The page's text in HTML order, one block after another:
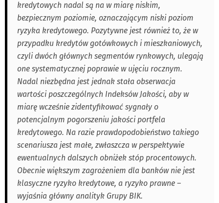
kredytowych nadal są na w miarę niskim,
bezpiecznym poziomie, oznaczającym niski poziom
ryzyka kredytowego. Pozytywne jest również to, że w
przypadku kredytów gotówkowych i mieszkaniowych,
czyli dwóch głównych segmentów rynkowych, ulegają
one systematycznej poprawie w ujęciu rocznym.
Nadal niezbędna jest jednak stała obserwacja
wartości poszczególnych Indeksów Jakości, aby w
miarę wcześnie zidentyfikować sygnały o
potencjalnym pogorszeniu jakości portfela
kredytowego. Na razie prawdopodobieństwo takiego
scenariusza jest małe, zwłaszcza w perspektywie
ewentualnych dalszych obniżek stóp procentowych.
Obecnie większym zagrożeniem dla banków nie jest
klasyczne ryzyko kredytowe, a ryzyko prawne –
wyjaśnia główny analityk Grupy BIK.